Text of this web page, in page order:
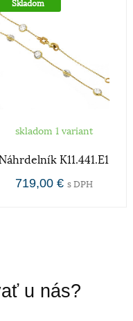
rýdzosť sa
dobe poznáme
dnešnej dobe
a zdobiaci efekt je
Skladom
skladom 1 variant
Náhrdelník K11.441.E1
719,00 € s DPH
u nás?